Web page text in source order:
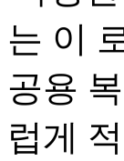
는 이
공용
럽게